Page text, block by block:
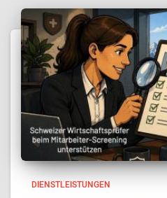
DIENSTLEISTUNGEN